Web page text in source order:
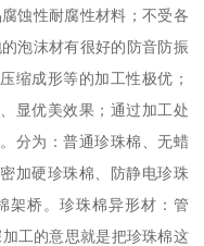
蚀性耐腐性材料；不受各
泡沫材有很好的防音防振
缩成形等的加工性极优；
显优美效果；通过加工处
分为：普通珍珠棉、无蜡
加硬珍珠棉、防静电珍珠
架桥。珍珠棉异形材：管
工的意思就是把珍珠棉这